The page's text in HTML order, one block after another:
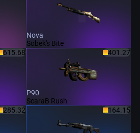
Nova
Sobek's Bite
615.68
401.27
P90
ScaraB Rush
285.32
164.15